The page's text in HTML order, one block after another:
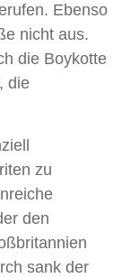
Ebenso
nicht aus.
die Boykotte
die
zu
den
sank der